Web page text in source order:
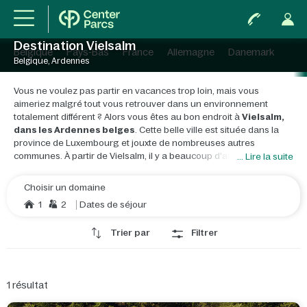
Belgique Pays-Bas France Allemagne Danemark
Destination Vielsalm
Belgique, Ardennes
Vous ne voulez pas partir en vacances trop loin, mais vous
aimeriez malgré tout vous retrouver dans un environnement
totalement différent ? Alors vous êtes au bon endroit à Vielsalm,
dans les Ardennes belges. Cette belle ville est située dans la
province de Luxembourg et jouxte de nombreuses autres
communes. À partir de Vielsalm, il y a beaucoup d'autres beaux
ville est entourée de rochers, de collines et de forêts et est
localisation, Vielsalm bordeun grand lac
qui se prête
idéal pour faire une pause.
... Lire la suite
Choisir un domaine
1
2 Dates de séjour
Trier par Filtrer
1 résultat